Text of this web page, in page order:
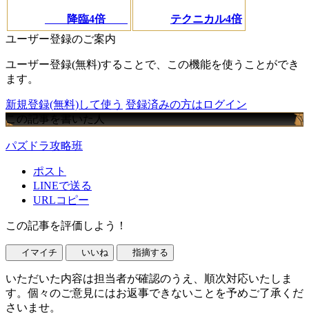
降臨4倍
テクニカル4倍
ユーザー登録のご案内
ユーザー登録(無料)することで、この機能を使うことができ
ます。
新規登録(無料)して使う 登録済みの方はログイン
この記事を書いた人
パズドラ攻略班
ポスト
LINEで送る
URLコピー
この記事を評価しよう！
イマイチ いいね 指摘する
いただいた内容は担当者が確認のうえ、順次対応いたしま
す。個々のご意見にはお返事できないことを予めご了承くだ
さいませ。